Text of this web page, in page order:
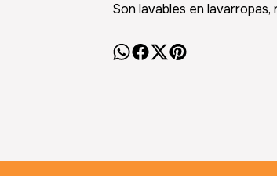
Son lavables en